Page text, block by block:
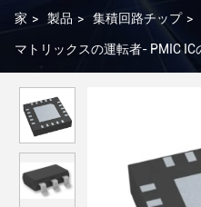
家 > 製品 > 集積回路チップ >
マトリックスの運転者- PMIC IC